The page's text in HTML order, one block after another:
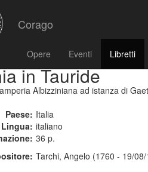
Corago
Opere Eventi Libretti
in Tauride
Albizziniana ad istanza di
Paese: Italia
Lingua: italiano
36 p.
Tarchi, Angelo (1760 - 19/